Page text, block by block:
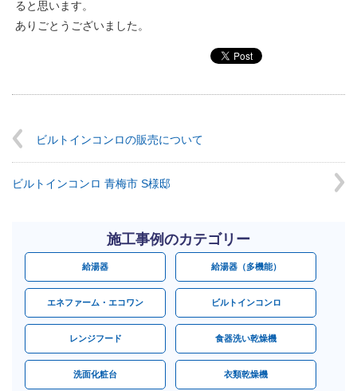
ると思います。
ありごとうございました。
ビルトインコンロの販売について
ビルトインコンロ 青梅市 S様邸
施工事例のカテゴリー
給湯器 給湯器（多機能）
エネファーム・エコワン ビルトインコンロ
レンジフード 食器洗い乾燥機
洗面化粧台 衣類乾燥機